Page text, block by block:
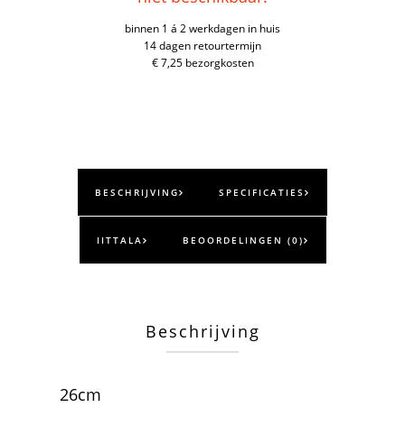
binnen 1 á 2 werkdagen in huis
14 dagen retourtermijn
€ 7,25 bezorgkosten
BESCHRIJVING SPECIFICATIES
IITTALA BEOORDELINGEN (0)
Beschrijving
26cm